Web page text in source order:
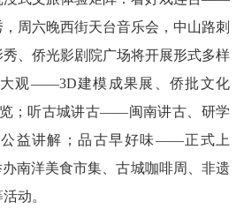
周六晚西街天台音乐会，中山路刺
、侨光影剧院广场将开展形式多样
观——3D建模成果展、侨批文化
；听古城讲古——闽南讲古、研学
益讲解；品古早好味——正式上
南洋美食市集、古城咖啡周、非遗
动。